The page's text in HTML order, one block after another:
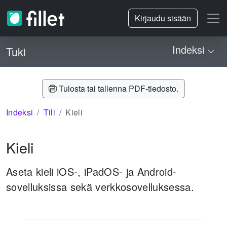
Kirjaudu sisään
Tuki Indeksi
Tulosta tai tallenna PDF-tiedosto.
Indeksi Tili Kieli
Kieli
Aseta kieli iOS-, iPadOS- ja Android-
sovelluksissa sekä verkkosovelluksessa.